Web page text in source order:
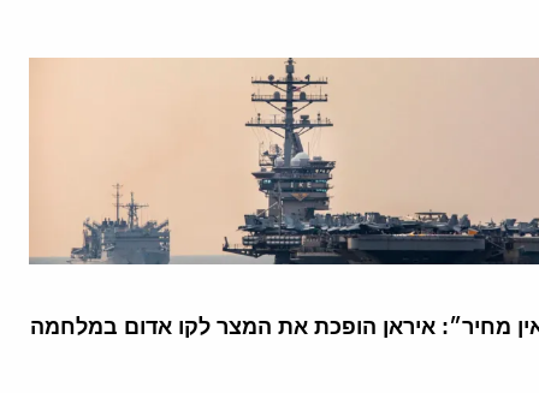
מחיר״: איראן הופכת את המצר לקו אדום במלחמה